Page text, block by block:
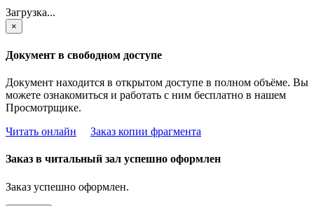
Загрузка...
×
Документ в свободном доступе
Документ находится в открытом доступе в полном объёме. Вы
можете ознакомиться и работать с ним бесплатно в нашем
Просмотрщике.
Читать онлайн
Заказ копии фрагмента
Заказ в читальный зал успешно оформлен
Заказ успешно оформлен.